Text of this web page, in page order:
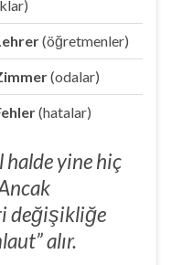
(öğretmenler)
(odalar)
(hatalar)
halde yine hiç
değişikliğe
alır.